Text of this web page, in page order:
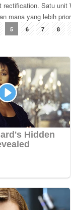
rectification. Satu unit
mana yang lebih
5 6 7 8